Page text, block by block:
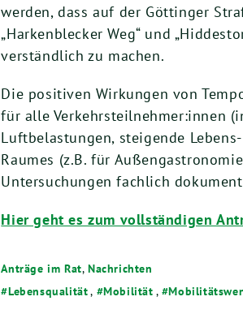
werden, dass auf der Göttinger
„Harkenblecker Weg“ und
verständlich zu machen.
Die positiven Wirkungen von
für alle Verkehrsteilnehmer:innen
Luftbelastungen, steigende
Raumes (z.B. für
Untersuchungen fachlich
Hier geht es zum vollständigen
Anträge im Rat, Nachrichten
Lebensqualität, Mobilität ,